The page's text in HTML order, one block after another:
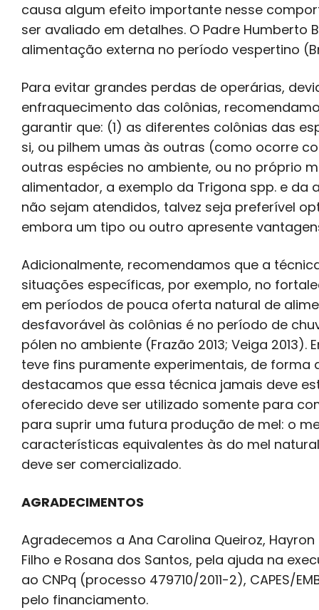
causa algum efeito importante nesse
ser avaliado em detalhes. O Padre
alimentação externa no período vespertino
Para evitar grandes perdas de operárias,
enfraquecimento das colônias,
garantir que: (1) as diferentes colônias das
si, ou pilhem umas às outras (como ocorre
outras espécies no ambiente, ou no próprio
alimentador, a exemplo da Trigona spp. e
não sejam atendidos, talvez seja preferível
embora um tipo ou outro apresente
Adicionalmente, recomendamos que a
situações específicas, por exemplo, no
em períodos de pouca oferta natural de
desfavorável às colônias é no período de
pólen no ambiente (Frazão 2013; Veiga
teve fins puramente experimentais, de
destacamos que essa técnica jamais deve
oferecido deve ser utilizado somente para
para suprir uma futura produção de mel: o
características equivalentes às do mel
deve ser comercializado.
AGRADECIMENTOS
Agradecemos a Ana Carolina Queiroz,
Filho e Rosana dos Santos, pela ajuda na
ao CNPq (processo 479710/2011-2), CAPES/
pelo financiamento.